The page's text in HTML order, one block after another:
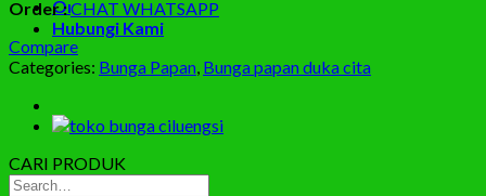
Order Online
Hubungi Kami
Order :CHAT WHATSAPP
Compare
Categories: Bunga Papan, Bunga papan duka cita
CARI PRODUK
Search